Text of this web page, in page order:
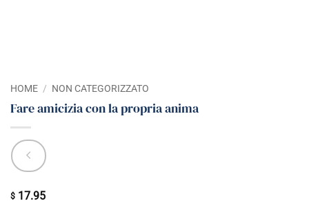
HOME / NON CATEGORIZZATO
Fare amicizia con la propria anima
$ 17.95